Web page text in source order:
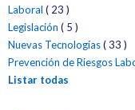
Laboral ( 23 )
Legislación ( 5 )
Nuevas Tecnologías( 33 )
Prevención de Riesgos
Listar todas